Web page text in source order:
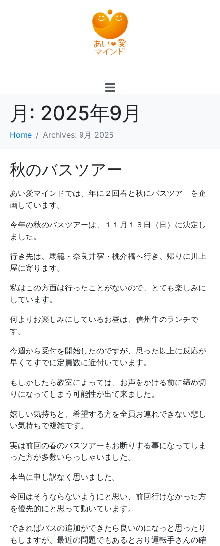
月: 2025年9月
Home Archives: 9月 2025
秋のバスツアー
あい愛マインドでは、年に２回春と秋にバスツアーを企
画しています。
今年の秋のバスツアーは、１１月１６日（日）に決定し
ました。
行き先は、馬籠・奈良井宿・桃介橋へ行き、帰りに川上
屋に寄ります。
私はこの方面は行ったことがないので、とても楽しみに
しています。
何よりお楽しみにしているお昼は、信州牛のランチで
す。
今週から受付を開始したのですが、思った以上に反応が
早くてすでに定員数に近付いています。
もしかしたら教室によっては、お声をかける前に締め切
りになってしまう可能性が出て来ました。
嬉しい気持ちと、希望する方を全員お連れできない悲し
い気持ちで複雑です。
実は前回の春のバスツアーもお断りする事になってしま
った方が多数いらっしゃいました。
本当に申し訳なく思いました。
今回はそうならないようにと思い、前回行けなかった方
を優先的にと思って動いています。
できればバスの追加ができたら良いのになっと思ったり
もしますが、最近の問題でもあるとおり運転手さんの確